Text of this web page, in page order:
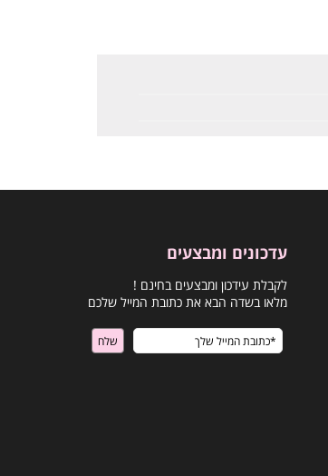
עדכונים ומבצעים
לקבלת עידכון ומבצעים בחינם !
מלאו בשדה הבא את כתובת המייל שלכם